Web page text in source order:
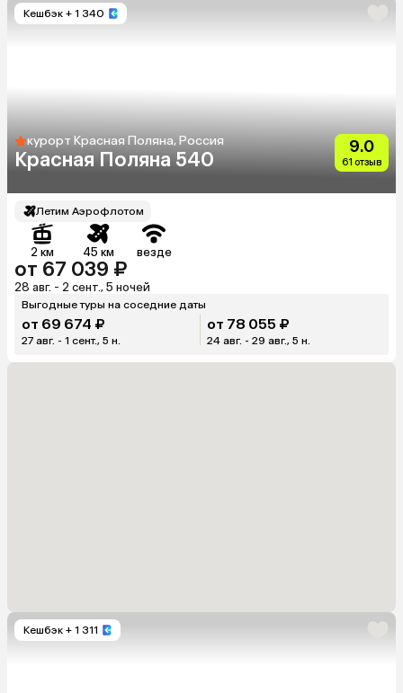
Кешбэк + 1 340
курорт Красная Поляна, Россия
Красная Поляна 540
9.0
61 отзыв
Летим Аэрофлотом
2 км 45 км везде
от 67 039 ₽
28 авг. - 2 сент., 5 ночей
Выгодные туры на соседние даты
от 69 674 ₽
27 авг. - 1 сент., 5 н.
от 78 055 ₽
24 авг. - 29 авг., 5 н.
Кешбэк + 1 311